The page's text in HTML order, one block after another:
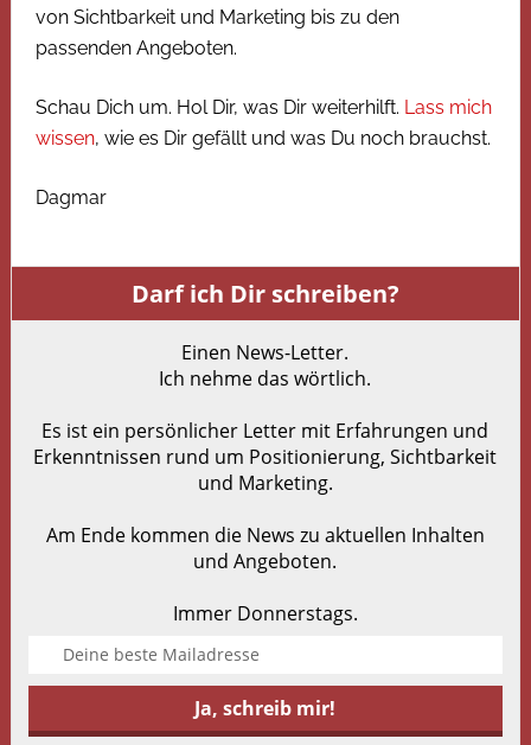
von Sichtbarkeit und Marketing bis zu den
passenden Angeboten.
Schau Dich um. Hol Dir, was Dir weiterhilft. Lass mich
wissen, wie es Dir gefällt und was Du noch brauchst.
Dagmar
Darf ich Dir schreiben?
Einen News-Letter.
Ich nehme das wörtlich.
Es ist ein persönlicher Letter mit Erfahrungen und
Erkenntnissen rund um Positionierung, Sichtbarkeit
und Marketing.
Am Ende kommen die News zu aktuellen Inhalten
und Angeboten.
Immer Donnerstags.